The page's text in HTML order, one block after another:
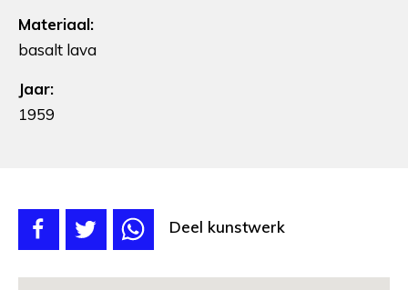
Materiaal:
basalt lava
Jaar:
1959
Deel kunstwerk